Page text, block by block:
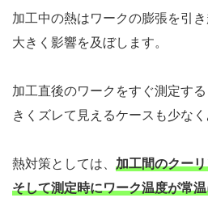
加工中の熱はワークの膨張を引
大きく影響を及ぼします。
加工直後のワークをすぐ測定す
きくズレて見えるケースも少なく
熱対策としては、 加工間のクー
そして測定時にワーク温度が常